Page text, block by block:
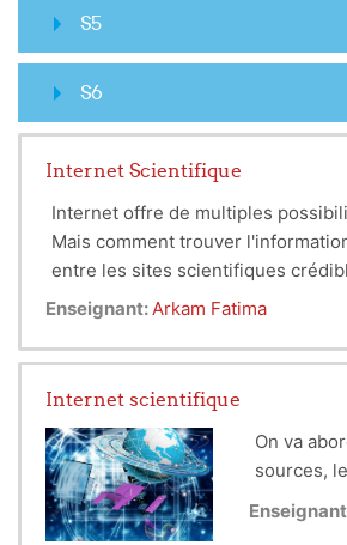
S5
S6
Internet Scientifique
Internet offre de multiples
Mais comment trouver
entre les sites scientifiques
Il est capital de bien orienter sa
principales ressources dans son
d'information et de disposer d'un
transmission de l'information
Une question mal cernée, des
le chercheur peut se retrouver
Pour tirer partie d'Internet, il est
ce réseau et sur les outils et
Enseignant:Arkam Fatima
Internet scientifique
On va
sources,